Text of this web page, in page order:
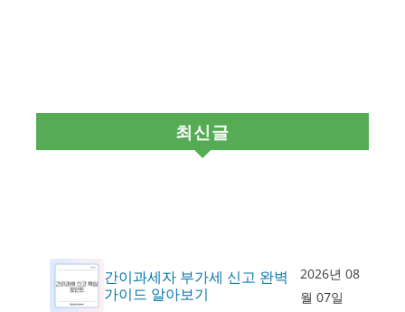
최신글
간이과세자 부가세 신고 완벽
가이드 알아보기
2026년 08
월 07일